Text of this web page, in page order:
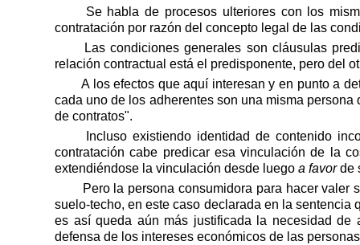
Se habla de procesos ulteriores con los
contratación por razón del concepto legal de las
Las condiciones generales son cláusulas
relación contractual está el predisponente, pero del
A los efectos que aquí interesan y en punto a
cada uno de los adherentes son una misma
de contratos".
Incluso existiendo identidad de contenido
contratación cabe predicar esa vinculación de la
extendiéndose la vinculación desde luego a favorde
Pero la persona consumidora para hacer
suelo-techo, en este caso declarada en la
es así queda aún más justificada la necesidad
defensa de los intereses económicos de las